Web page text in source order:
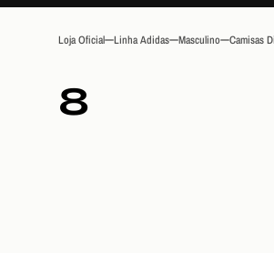
Loja Oficial Linha Adidas Masculino Camisas
8